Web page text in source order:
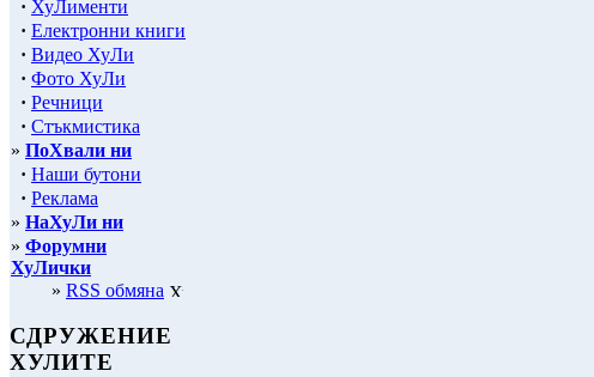
· ХуЛименти
· Електронни книги
· Видео ХуЛи
· Фото ХуЛи
· Речници
· Стъкмистика
» ПоХвали ни
· Наши бутони
· Реклама
» НаХуЛи ни
» Форумни
ХуЛички
» RSS обмяна
СДРУЖЕНИЕ
ХУЛИТЕ